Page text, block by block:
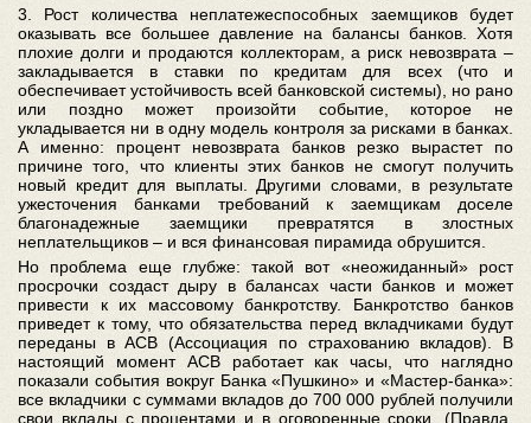
3. Рост количества неплатежеспособных заемщиков будет
оказывать все большее давление на балансы банков. Хотя
плохие долги и продаются коллекторам, а риск невозврата –
закладывается в ставки по кредитам для всех (что и
обеспечивает устойчивость всей банковской системы), но рано
или поздно может произойти событие, которое не
укладывается ни в одну модель контроля за рисками в банках.
А именно: процент невозврата банков резко вырастет по
причине того, что клиенты этих банков не смогут получить
новый кредит для выплаты. Другими словами, в результате
ужесточения банками требований к заемщикам доселе
благонадежные заемщики превратятся в злостных
неплательщиков – и вся финансовая пирамида обрушится.
Но проблема еще глубже: такой вот «неожиданный» рост
просрочки создаст дыру в балансах части банков и может
привести к их массовому банкротству. Банкротство банков
приведет к тому, что обязательства перед вкладчиками будут
переданы в АСВ (Ассоциация по страхованию вкладов). В
настоящий момент АСВ работает как часы, что наглядно
показали события вокруг Банка «Пушкино» и «Мастер-банка»:
все вкладчики с суммами вкладов до 700 000 рублей получили
свои вклады с процентами и в оговоренные сроки. (Правда,